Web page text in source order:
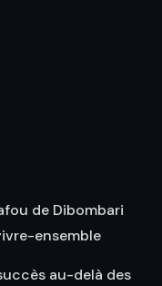
de Dibombari
ensemble
au-delà des